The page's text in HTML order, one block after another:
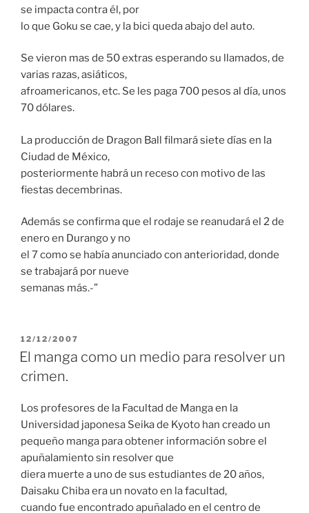
se impacta contra él, por
lo que Goku se cae, y la bici queda abajo del auto.
Se vieron mas de 50 extras esperando su llamados, de
varias razas, asiáticos,
afroamericanos, etc. Se les paga 700 pesos al día, unos
70 dólares.
La producción de Dragon Ball filmará siete días en la
Ciudad de México,
posteriormente habrá un receso con motivo de las
fiestas decembrinas.
Además se confirma que el rodaje se reanudará el 2 de
enero en Durango y no
el 7 como se había anunciado con anterioridad, donde
se trabajará por nueve
semanas más.-”
PUBLICADO
EL
12/12/2007
El manga como un medio para resolver un
crimen.
Los profesores de la Facultad de Manga en la
Universidad japonesa Seika de Kyoto han creado un
pequeño manga para obtener información sobre el
apuñalamiento sin resolver que
diera muerte a uno de sus estudiantes de 20 años,
Daisaku Chiba era un novato en la facultad,
cuando fue encontrado apuñalado en el centro de